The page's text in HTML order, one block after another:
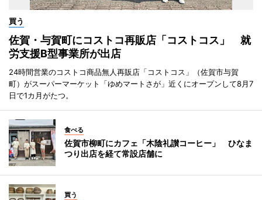
買う
佐賀・与賀町にコストコ再販店「コストコス」 就
労支援B型事業所が出店
24時間営業のコストコ商品無人再販店「コストコス」（佐賀市与賀
町）がスーパーマーケット「ゆめマートさが」近くにオープンして8月7
日で1カ月がたつ。
食べる
佐賀市柳町にカフェ「木陰礼讃コーヒー」 ひなま
つり出店を経て常設店舗に
買う